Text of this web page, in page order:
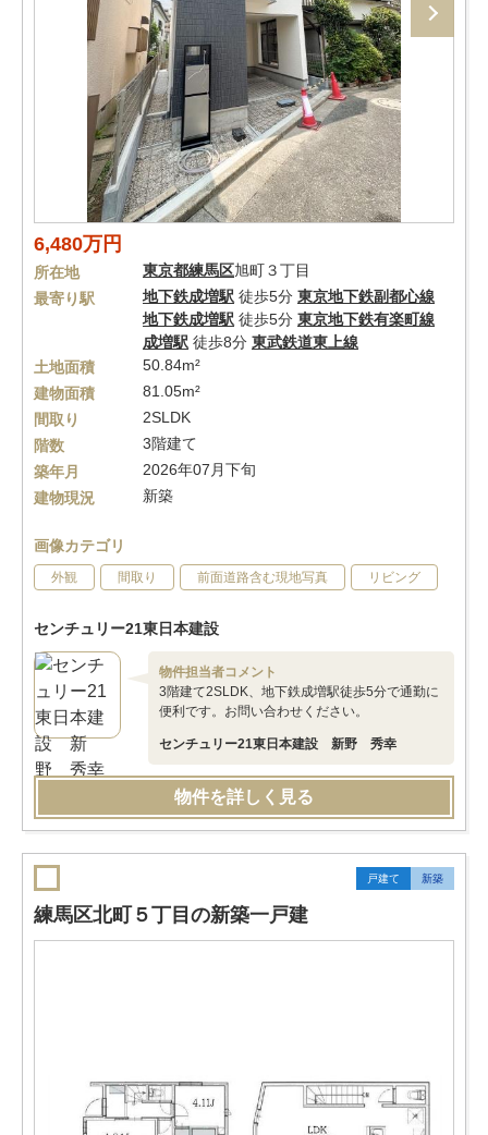
6,480万円
所在地 東京都練馬区旭町３丁目
最寄り駅
地下鉄成増駅 徒歩5分 東京地下鉄副都心線
地下鉄成増駅 徒歩5分 東京地下鉄有楽町線
成増駅 徒歩8分 東武鉄道東上線
土地面積
50.84m²
建物面積
81.05m²
間取り
2SLDK
階数
3階建て
築年月
2026年07月下旬
建物現況
新築
画像カテゴリ
外観 間取り 前面道路含む現地写真 リビング
センチュリー21東日本建設
物件担当者コメント
3階建て2SLDK、地下鉄成増駅徒歩5分で通勤に
便利です。お問い合わせください。
センチュリー21東日本建設 新野 秀幸
物件を詳しく見る
戸建て 新築
練馬区北町５丁目の新築一戸建